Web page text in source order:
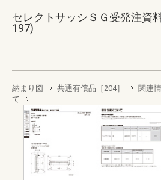
セレクトサッシＳＧ受発注資
197)
納まり図 共通有償品［204］ 関連
て